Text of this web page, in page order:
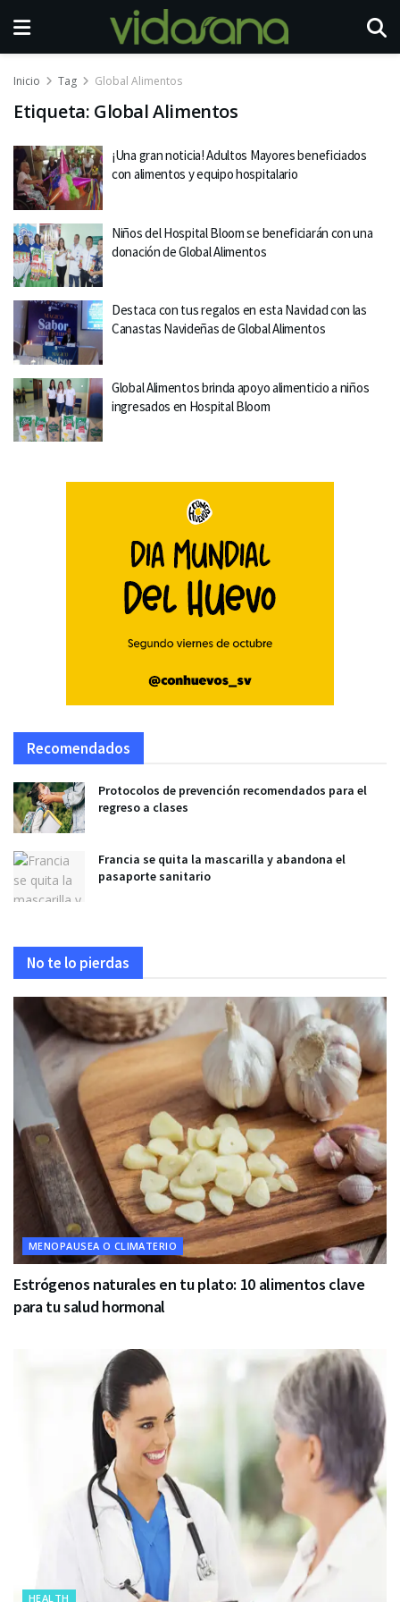
Inicio Tag Global Alimentos
Etiqueta: Global Alimentos
¡Una gran noticia! Adultos Mayores beneficiados
con alimentos y equipo hospitalario
Niños del Hospital Bloom se beneficiarán con una
donación de Global Alimentos
Destaca con tus regalos en esta Navidad con las
Canastas Navideñas de Global Alimentos
Global Alimentos brinda apoyo alimenticio a niños
ingresados en Hospital Bloom
Recomendados
Protocolos de prevención recomendados para el
regreso a clases
Francia se quita la mascarilla y abandona el
pasaporte sanitario
No te lo pierdas
MENOPAUSEA O CLIMATERIO
Estrógenos naturales en tu plato: 10 alimentos clave
para tu salud hormonal
HEALTH